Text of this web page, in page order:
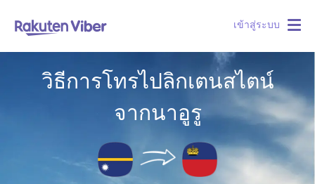
เข้าสู่ระบบ
วิธีการโทรไปลิกเตนสไตน์
จากนาอูรู